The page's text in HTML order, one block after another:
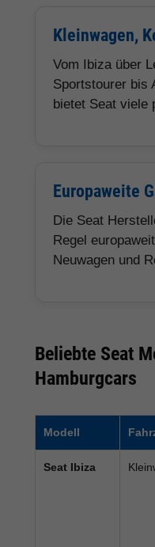
Kleinwagen,
Vom Ibiza über
Sportstourer bis
bietet Seat viele
Europaweite
Die Seat
Regel
Neuwagen und
Beliebte Seat
Hamburgcars
Modell
Seat Ibiza